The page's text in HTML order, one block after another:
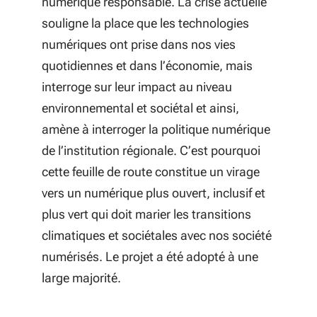
de qualifications et d’expertise en
sécurité de ces secteurs.
ferroviaire.tourner la page du diesel et à
adapter le réseau secondaire au
changement climatique :
rénovation zéro diesel, solutions
de rechargement, allègement des
matériaux, batteries et systèmes
hydrogène, infrastructures de
recharge, infrastructures
résistantes au réchauffement
climatique.
Les systèmes intelligents liés au
numérique constitueront
également l’une des spécialités-
100 formations continues pour les
salariés ;
20 formations pour les cadres ;
10 plateaux techniques à la
disponibilité des industriels en
présence ou à distance ;
2000 m² de plateaux industriels et
tertiaires pour l’hébergement de
start-ups ;
Un centre d’expertise sur
l’exploitation des voies
souligne la place que les technologies
numériques ont prise dans nos vies
quotidiennes et dans l’économie, mais
interroge sur leur impact au niveau
environnemental et sociétal et ainsi,
amène à interroger la politique numérique
de l’institution régionale. C’est pourquoi
cette feuille de route constitue un virage
vers un numérique plus ouvert, inclusif et
plus vert qui doit marier les transitions
climatiques et sociétales avec nos société
numérisés. Le projet a été adopté à une
large majorité.